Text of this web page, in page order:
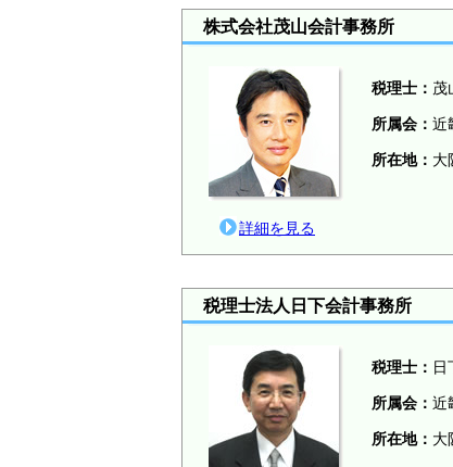
株式会社茂山会計事務所
詳細を見る
税理士： 茂
所属会： 近
所在地： 大
税理士法人日下会計事務所
税理士： 日
所属会： 近
所在地： 大